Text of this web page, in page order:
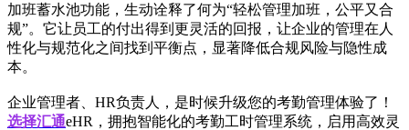
加班蓄水池功能，生动诠释了何为“轻松管理加班，公平又合
规”。它让员工的付出得到更灵活的回报，让企业的管理在人
性化与规范化之间找到平衡点，显著降低合规风险与隐性成
本。
企业管理者、HR负责人，是时候升级您的考勤管理体验了！
选择汇通eHR，拥抱智能化的考勤工时管理系统，启用高效灵